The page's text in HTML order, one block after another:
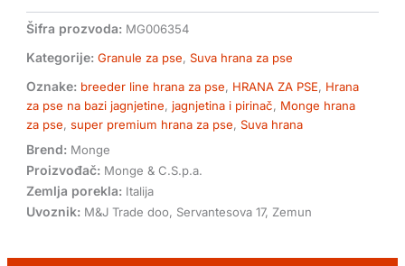
Šifra prozvoda: MG006354
Kategorije: Granule za pse,Suva hrana za pse
Oznake: breeder line hrana za pse, HRANA ZA PSE, Hrana
za pse na bazi jagnjetine, jagnjetina i pirinač, Monge hrana
za pse,super premium hrana za pse,Suva hrana
Brend: Monge
Proizvođač: Monge & C.S.p.a.
Zemlja porekla: Italija
Uvoznik: M&J Trade doo, Servantesova 17, Zemun